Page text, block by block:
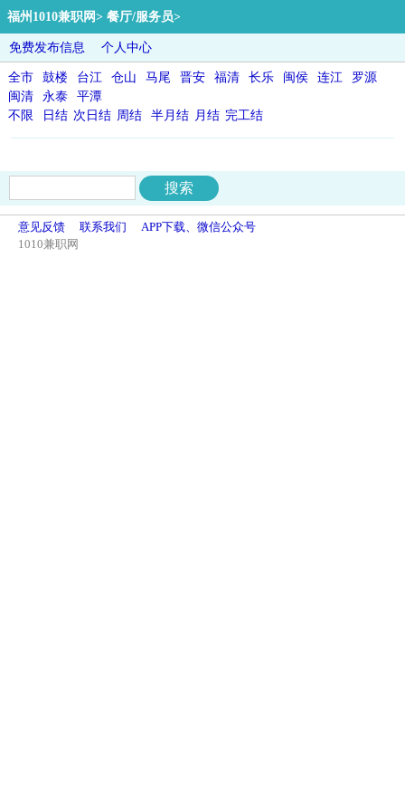
福州1010兼职网> 餐厅/服务员>
免费发布信息 个人中心
全市 鼓楼 台江 仓山 马尾 晋安 福清 长乐 闽侯 连江
罗源
闽清
永泰
平潭
不限
日结 次日结 周结 半月结 月结 完工结
意见反馈 联系我们
APP下载、微信公众号
1010兼职网